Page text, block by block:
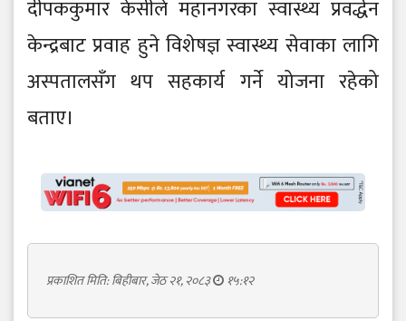
दीपककुमार केसीले महानगरका स्वास्थ्य प्रवर्द्धन
केन्द्रबाट प्रवाह हुने विशेषज्ञ स्वास्थ्य सेवाका लागि
अस्पतालसँग थप सहकार्य गर्ने योजना रहेको
बताए।
प्रकाशित मिति: बिहीबार, जेठ २१, २०८३ १५:१२